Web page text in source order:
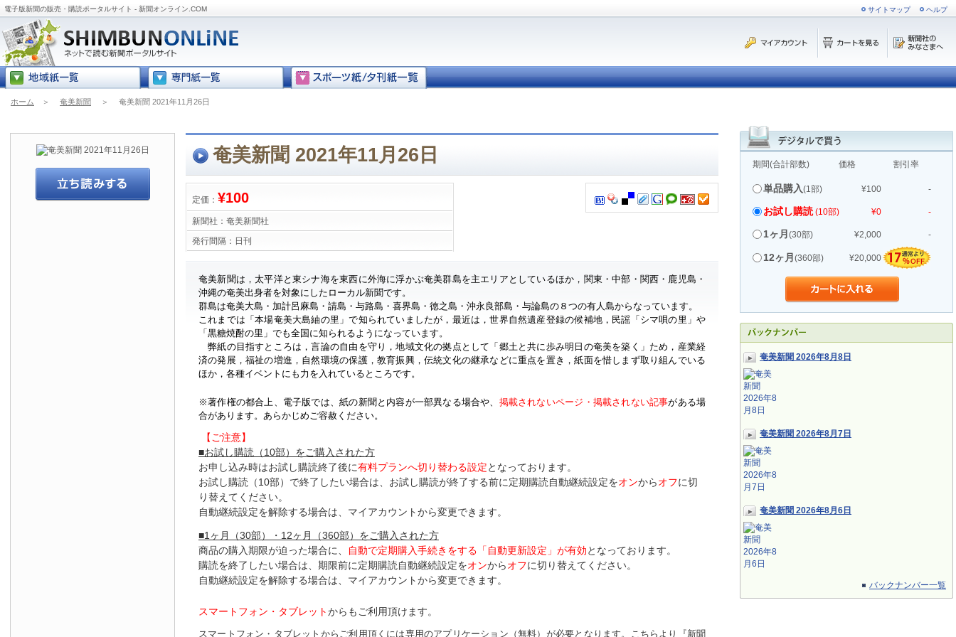
電子版新聞の販売・購読ポータルサイト - 新聞オンライン.COM サイトマップ ヘルプ
ホーム ＞ 奄美新聞 ＞ 奄美新聞 2021年11月26日
期間(合計部数) 価格 割引率
単品購入(1部) ¥100 -
お試し購読 (10部) ¥0 -
1ヶ月 (30部) ¥2,000 -
12ヶ月 (360部) ¥20,000
奄美新聞 2026年8月8日
奄美新聞 2026年8月7日
奄美新聞 2026年8月6日
バックナンバー一覧
奄美新聞 2021年11月26日
定価： ¥100
新聞社： 奄美新聞社
発行間隔： 日刊
奄美新聞は，太平洋と東シナ海を東西に外海に浮かぶ奄美群島を主エリアとしているほか，関東・中部・関西・鹿児島・
沖縄の奄美出身者を対象にしたローカル新聞です。
群島は奄美大島・加計呂麻島・請島・与路島・喜界島・徳之島・沖永良部島・与論島の８つの有人島からなっています。
これまでは「本場奄美大島紬の里」で知られていましたが，最近は，世界自然遺産登録の候補地，民謡「シマ唄の里」や
「黒糖焼酎の里」でも全国に知られるようになっています。
弊紙の目指すところは，言論の自由を守り，地域文化の拠点として「郷土と共に歩み明日の奄美を築く」ため，産業経
済の発展，福祉の増進，自然環境の保護，教育振興，伝統文化の継承などに重点を置き，紙面を惜しまず取り組んでいる
ほか，各種イベントにも力を入れているところです。
※著作権の都合上、 電子版では、紙の新聞と内容が一部異なる場合や、 掲載されないページ・掲載されない記事がある場
合があります。あらかじめご容赦ください。
【ご注意】
■お試し購読（10部）をご購入された方
お申し込み時はお試し購読終了後に有料プランへ切り替わる設定となっております。
お試し購読（10部）で終了したい場合は、お試し購読が終了する前に定期購読自動継続設定をオンからオフに切
り替えてください。
自動継続設定を解除する場合は、マイアカウントから変更できます。
■1ヶ月（30部）・12ヶ月（360部）をご購入された方
商品の購入期限が迫った場合に、
自動で定期購入手続きをする「自動更新設定」が有効となっております。
購読を終了したい場合は、期限前に定期購読自動継続設定をオンからオフに切り替えてください。
自動継続設定を解除する場合は、マイアカウントから変更できます。
スマートフォン・タブレットからもご利用頂けます。
スマートフォン・タブレットからご利用頂くには専用のアプリケーション（無料）が必要となります。 こちらより『新聞